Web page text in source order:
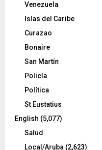
Venezuela
Islas del Caribe
Curazao
Bonaire
San Martín
Policía
Política
St Eustatius
English (5,077)
Salud
Local/Aruba (2,623)